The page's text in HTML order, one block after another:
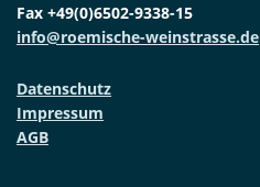
Fax +49(0)6502-9338-15
info@roemische-weinstrasse.de
Datenschutz
Impressum
AGB